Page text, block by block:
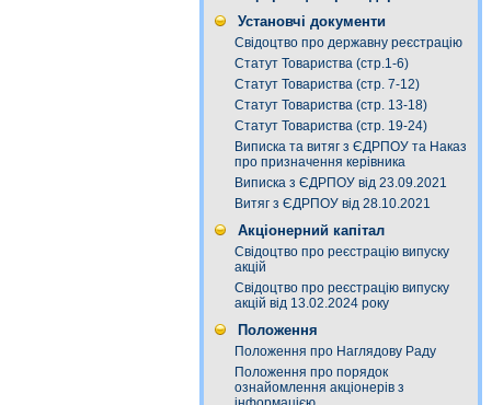
Установчі документи
Свідоцтво про державну реєстрацію
Статут Товариства (стр.1-6)
Статут Товариства (стр. 7-12)
Статут Товариства (стр. 13-18)
Статут Товариства (стр. 19-24)
Виписка та витяг з ЄДРПОУ та Наказ
про призначення керівника
Виписка з ЄДРПОУ від 23.09.2021
Витяг з ЄДРПОУ від 28.10.2021
Акціонерний капітал
Свідоцтво про реєстрацію випуску
акцій
Свідоцтво про реєстрацію випуску
акцій від 13.02.2024 року
Положення
Положення про Наглядову Раду
Положення про порядок
ознайомлення акціонерів з